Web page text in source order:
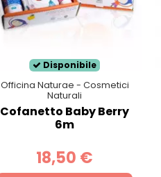
Disponibile
Officina Naturae - Cosmetici
Naturali
Cofanetto Baby Berry
6m
18,50 €